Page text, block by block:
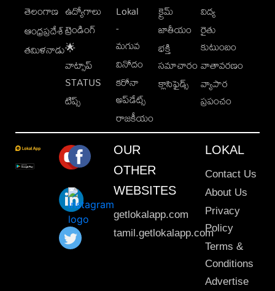
తెలంగాణ
ఆంధ్రప్రదేశ్
తమిళనాడు
ఉద్యోగాలు
ట్రెండింగ్
🌟
వాట్సాప్
STATUS
టిప్స్
Lokal
-
మగువ
వినోదం
కరోనా
అప్‌డేట్స్
రాజకీయం
క్రైమ్
జాతీయం
భక్తి
సమాచారం
క్లాసిఫైడ్స్
విద్య
రైతు
కుటుంబం
వాతావరణం
వ్యాపార
ప్రపంచం
OUR
OTHER
WEBSITES
getlokalapp.com
tamil.getlokalapp.com
LOKAL
Contact Us
About Us
Privacy
Policy
Terms &
Conditions
Advertise